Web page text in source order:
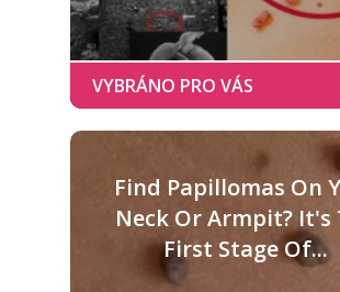
Find Papillomas On
Neck Or Armpit? It's
First Stage Of...